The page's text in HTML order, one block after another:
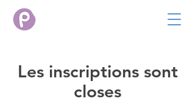
Les inscriptions sont
closes